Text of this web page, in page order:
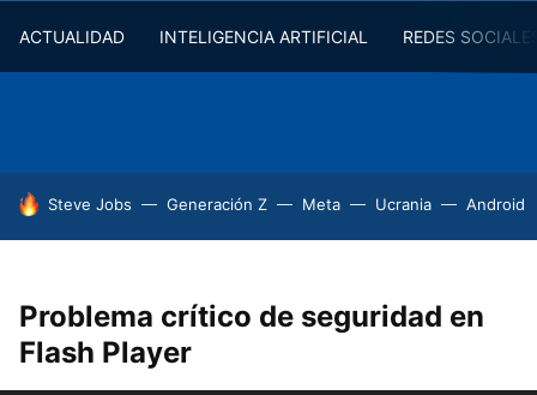
ACTUALIDAD INTELIGENCIA ARTIFICIAL REDES
HOY SE HABLA DE
Steve Jobs Generación Z Meta Ucrania Android
Problema crítico de seguridad en
Flash Player